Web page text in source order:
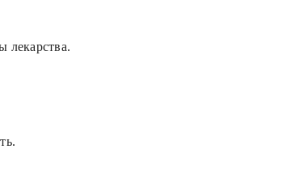
лекарства.